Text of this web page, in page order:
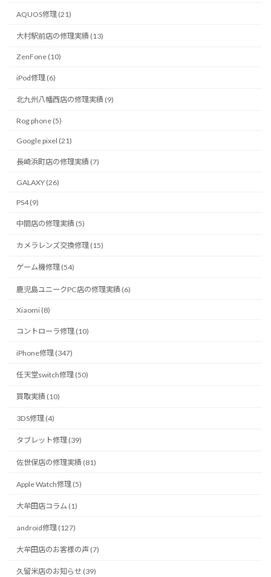
AQUOS修理 (21)
大村駅前店の修理実績 (13)
ZenFone (10)
iPod修理 (6)
北九州八幡西店の修理実績 (9)
Rog phone (5)
Google pixel (21)
長崎浜町店の修理実績 (7)
GALAXY (26)
PS4 (9)
中間店の修理実績 (5)
カメラレンズ交換修理 (15)
ゲーム機修理 (54)
鹿児島ユニークPC店の修理実績 (6)
Xiaomi (8)
コントローラ修理 (10)
iPhone修理 (347)
任天堂switch修理 (50)
買取実績 (10)
3DS修理 (4)
タブレット修理 (39)
佐世保店の修理実績 (81)
Apple Watch修理 (5)
大牟田店コラム (1)
android修理 (127)
大牟田店のお客様の声 (7)
久留米店のお知らせ (39)